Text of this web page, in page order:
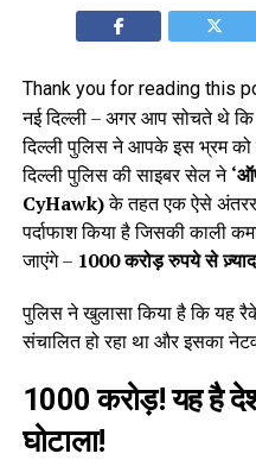
Thank you for reading this
नई दिल्ली – अगर आप सोचते थे कि
दिल्ली पुलिस ने आपके इस भ्रम को
दिल्ली पुलिस की साइबर सेल ने
CyHawk)के तहत एक ऐसे
पर्दाफाश किया है जिसकी
जाएंगे – 1000 करोड़ रुपये से
पुलिस ने खुलासा किया है कि यह
संचालित हो रहा था और इसका
1000 करोड़! यह है
घोटाला!